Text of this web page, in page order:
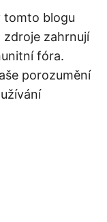
tomto blogu
zdroje zahrnují
fóra.
porozumění